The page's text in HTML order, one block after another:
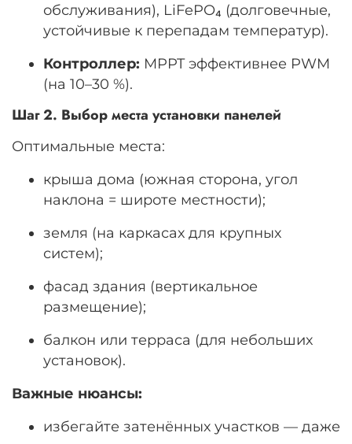
обслуживания), LiFePO₄ (долговечные,
устойчивые к перепадам температур).
Контроллер: MPPT эффективнее PWM
(на 10–30 %).
Шаг 2. Выбор места установки панелей
Оптимальные места:
крыша дома (южная сторона, угол
наклона = широте местности);
земля (на каркасах для крупных
систем);
фасад здания (вертикальное
размещение);
балкон или терраса (для небольших
установок).
Важные нюансы:
избегайте затенённых участков — даже